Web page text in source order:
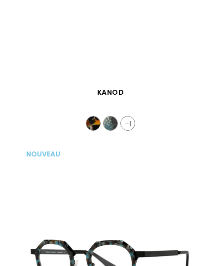
APERÇU RAPIDE
KANOD
+1
NOUVEAU